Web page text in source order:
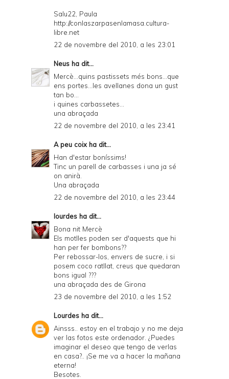
Salu22, Paula
http://conlaszarpasenlamasa.cultura-
libre.net
22 de novembre del 2010, a les 23:01
Neus ha dit...
Mercè...quins pastissets més bons...que
ens portes...les avellanes dona un gust
tan bo...
i quines carbassetes...
una abraçada
22 de novembre del 2010, a les 23:41
A peu coixha dit...
Han d'estar boníssims!
Tinc un parell de carbasses i una ja sé
on anirà.
Una abraçada
22 de novembre del 2010, a les 23:44
lourdes ha dit...
Bona nit Mercè
Els motlles poden ser d'aquests que hi
han per fer bombons??
Per rebossar-los, envers de sucre, i si
posem coco ratllat, creus que quedaran
bons igual ???
una abraçada des de Girona
23 de novembre del 2010, a les 1:52
Lourdes ha dit...
Ainsss.. estoy en el trabajo y no me deja
ver las fotos este ordenador. ¿Puedes
imaginar el deseo que tengo de verlas
en casa?.. ¡Se me va a hacer la mañana
eterna!
Besotes.